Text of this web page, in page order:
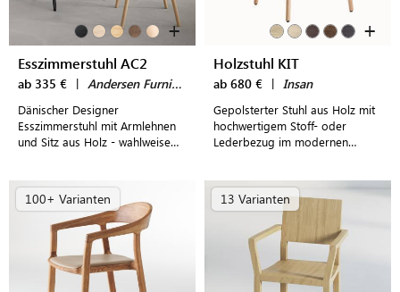
+
Esszimmerstuhl AC2
ab 335 € | Andersen Furniture
Dänischer Designer
Esszimmerstuhl mit Armlehnen
und Sitz aus Holz - wahlweise
+
Holzstuhl KIT
ab 680 € | Insan
Gepolsterter Stuhl aus Holz mit
hochwertigem Stoff- oder
Lederbezug im modernen
100+ Varianten 13 Varianten